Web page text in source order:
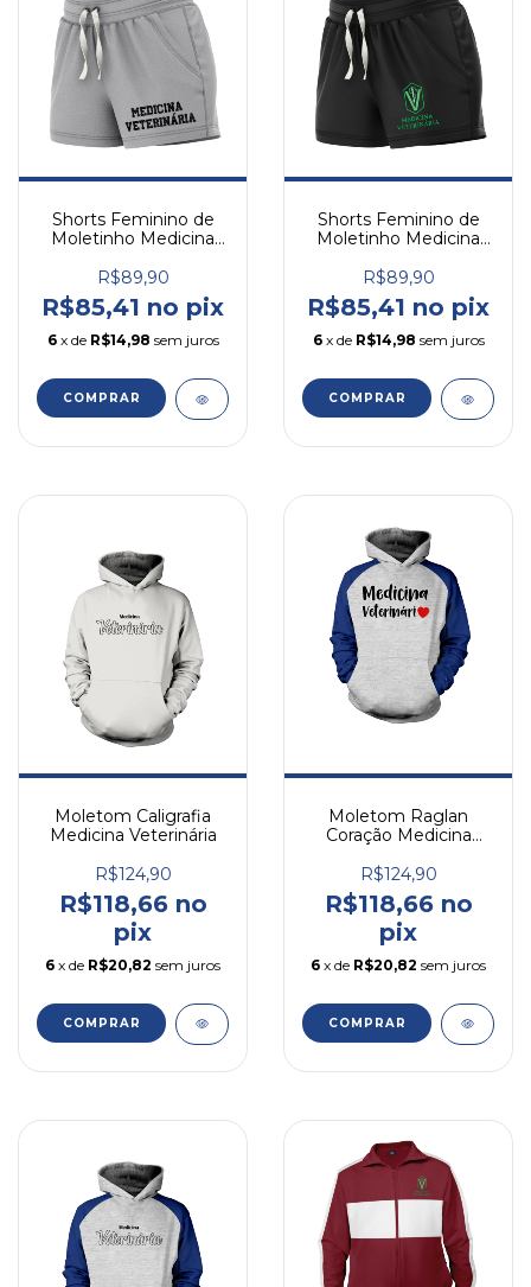
Shorts Feminino de
Moletinho Medicina
R$89,90
R$85,41 no pix
6 x de R$14,98 sem juros
COMPRAR
Shorts Feminino de
Moletinho Medicina
R$89,90
R$85,41 no pix
6 x de R$14,98 sem juros
COMPRAR
Moletom Caligrafia
Medicina Veterinária
R$124,90
R$118,66 no
pix
6 x de R$20,82 sem juros
COMPRAR
Moletom Raglan
Coração Medicina
R$124,90
R$118,66 no
pix
6 x de R$20,82 sem juros
COMPRAR